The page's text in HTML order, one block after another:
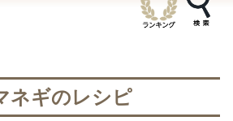
ネギのレシピ